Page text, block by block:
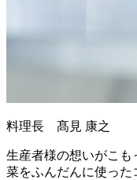
料理長 髙見 康之
生産者様の想いがこ
菜をふんだんに使っ